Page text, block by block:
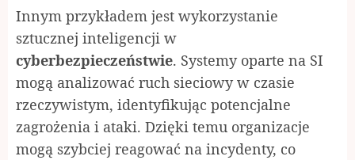
Innym przykładem jest wykorzystanie
sztucznej inteligencji w
cyberbezpieczeństwie. Systemy oparte na SI
mogą analizować ruch sieciowy w czasie
rzeczywistym, identyfikując potencjalne
zagrożenia i ataki. Dzięki temu organizacje
mogą szybciej reagować na incydenty, co